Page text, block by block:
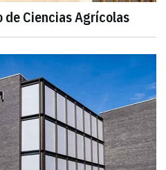
Ciencias Agrícolas